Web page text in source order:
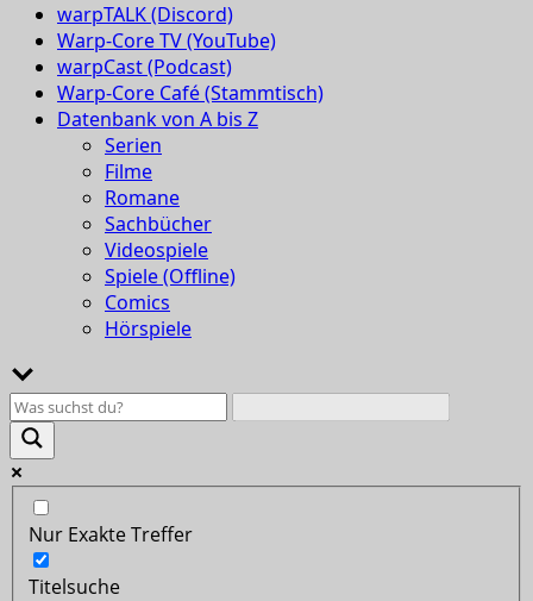
warpTALK (Discord)
Warp-Core TV (YouTube)
warpCast (Podcast)
Warp-Core Café (Stammtisch)
Datenbank von A bis Z
Serien
Filme
Romane
Sachbücher
Videospiele
Spiele (Offline)
Comics
Hörspiele
Nur Exakte Treffer
Titelsuche